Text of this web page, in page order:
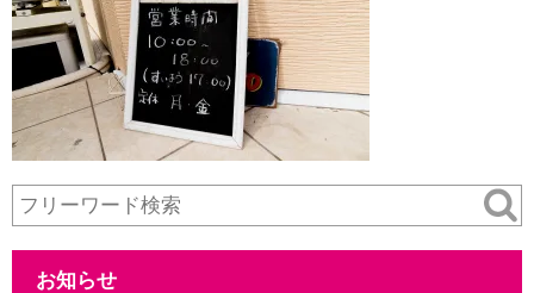
お知らせ